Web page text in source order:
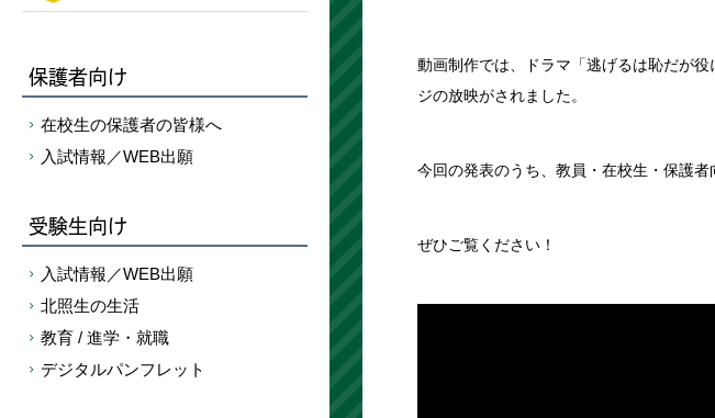
保護者向け
在校生の保護者の皆様へ
入試情報／WEB出願
受験生向け
入試情報／WEB出願
北照生の生活
教育 / 進学・就職
デジタルパンフレット
動画制作では、ドラマ「逃げるは恥だが
ジの放映がされました。
今回の発表のうち、教員・在校生・保護者
ぜひご覧ください！